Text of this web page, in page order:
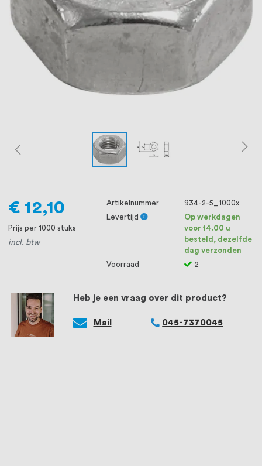
ons voorop, want we geloven dat een
goede relatie met onze klanten het
verschil maakt.
Heb je een vraag over dit product?
Mail 045-7370045
€ 12,10
Prijs per 1000 stuks
incl. btw
Artikelnummer
934-2-5_1000x
Levertijd
Op werkdagen
voor 14.00 u
besteld, dezelfde
dag verzonden
Voorraad
2